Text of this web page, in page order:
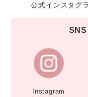
公式インスタグ
Instagram